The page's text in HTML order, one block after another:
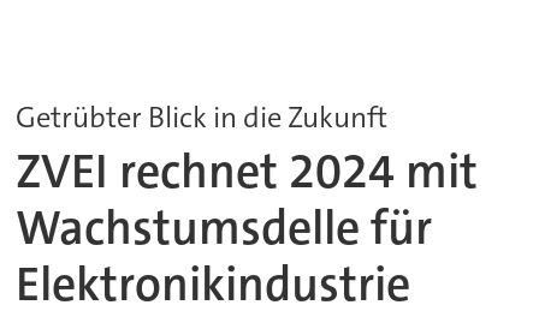
Getrübter Blick in die Zukunft
ZVEI rechnet 2024 mit
Wachstumsdelle für
Elektronikindustrie